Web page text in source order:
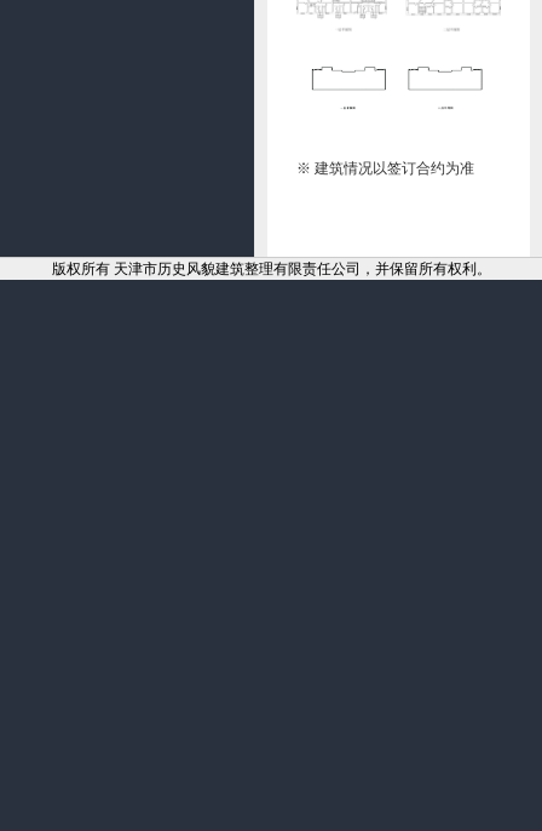
※ 建筑情况以签订合约为准
版权所有 天津市历史风貌建筑整理有限责任公司，并保留所有权利。